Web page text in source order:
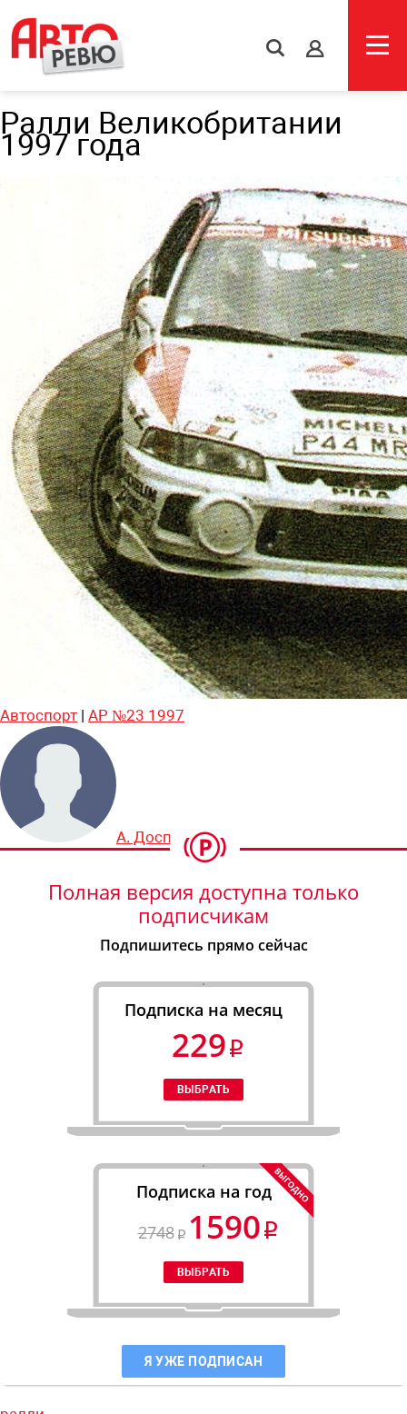
s
Ралли Великобритании
1997 года
Автоспорт | АР №23 1997
А. Доспехов
Полная версия доступна только
подписчикам
Подпишитесь прямо сейчас
Подписка на месяц
229
Подписка на год
2748
1590
Я УЖЕ ПОДПИСАН